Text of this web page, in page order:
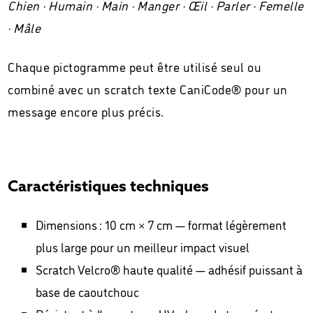
Chien · Humain · Main · Manger · Œil · Parler · Femelle
· Mâle
Chaque pictogramme peut être utilisé seul ou
combiné avec un scratch texte CaniCode® pour un
message encore plus précis.
Caractéristiques techniques
Dimensions : 10 cm × 7 cm — format légèrement
plus large pour un meilleur impact visuel
Scratch Velcro® haute qualité — adhésif puissant à
base de caoutchouc